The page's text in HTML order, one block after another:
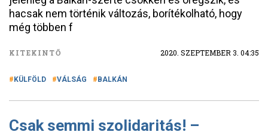
hacsak nem történik változás, borítékolható, hogy
még többen f
KITEKINTŐ 2020. SZEPTEMBER 3. 04:35
KÜLFÖLD VÁLSÁG BALKÁN
Csak semmi szolidaritás! –